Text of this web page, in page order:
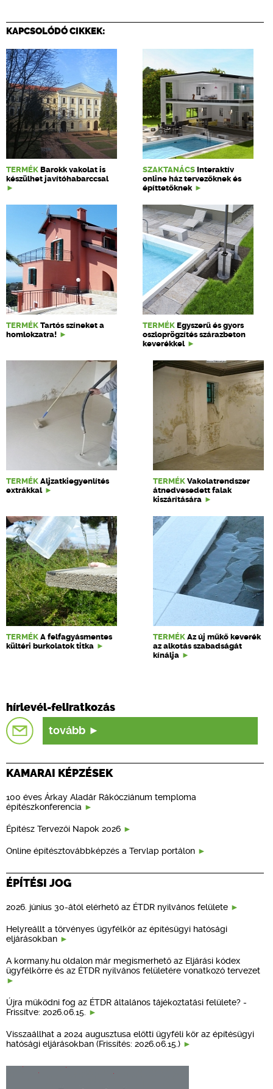
KAPCSOLÓDÓ CIKKEK:
TERMÉK Barokk vakolat is
készülhet javítóhabarccsal
SZAKTANÁCS Interaktív
online ház tervezőknek és
építtetőknek
TERMÉK Tartós színeket a
homlokzatra!
TERMÉK Egyszerű és gyors
oszloprögzítés szárazbeton
keverékkel
TERMÉK Aljzatkiegyenlítés
extrákkal
TERMÉK Vakolatrendszer
átnedvesedett falak
kiszárítására
TERMÉK A felfagyásmentes
kültéri burkolatok titka
TERMÉK Az új műkő keverék
az alkotás szabadságát
kínálja
hírlevél-feliratkozás
tovább
KAMARAI KÉPZÉSEK
100 éves Árkay Aladár Rákócziánum temploma
építészkonferencia
Építész Tervezői Napok 2026
Online építésztovábbképzés a Tervlap portálon
ÉPÍTÉSI JOG
2026. június 30-ától elérhető az ÉTDR nyilvános felülete
Helyreállt a törvényes ügyfélkör az építésügyi hatósági
eljárásokban
A kormany.hu oldalon már megismerhető az Eljárási kódex
ügyfélkörre és az ÉTDR nyilvános felületére vonatkozó tervezet
Újra működni fog az ÉTDR általános tájékoztatási felülete? -
Frissítve: 2026.06.15.
Visszaállhat a 2024 augusztusa előtti ügyféli kör az építésügyi
hatósági eljárásokban (Frissítés: 2026.06.15.)